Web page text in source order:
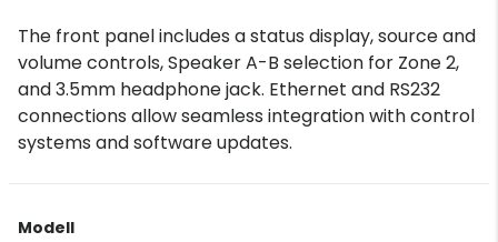
The front panel includes a status display, source and
volume controls, Speaker A-B selection for Zone 2,
and 3.5mm headphone jack. Ethernet and RS232
connections allow seamless integration with control
systems and software updates.
Modell